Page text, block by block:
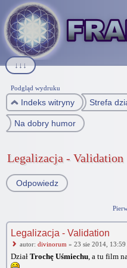
↓↓↓
Podgląd wydruku
Indeks witryny Strefa
Na dobry humor
Legalizacja - Validation
Odpowiedz
Legalizacja - Validation
autor: divinorum » 23 sie 2014, 13:59
Dział Trochę Uśmiechu, a tu film